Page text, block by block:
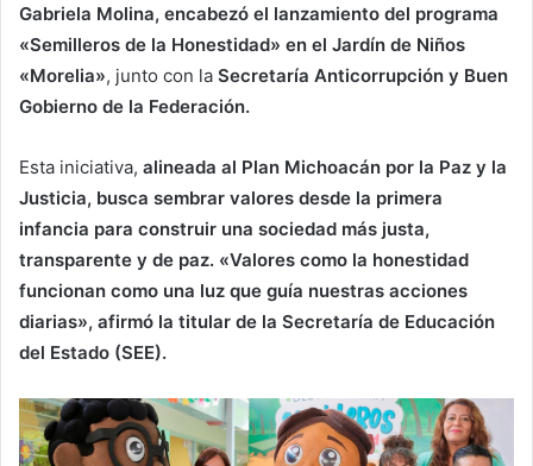
Gabriela Molina, encabezó el lanzamiento del programa
«Semilleros de la Honestidad» en el Jardín de Niños
«Morelia», junto con la Secretaría Anticorrupción y Buen
Gobierno de la Federación.
Esta iniciativa, alineada al Plan Michoacán por la Paz y la
Justicia, busca sembrar valores desde la primera
infancia para construir una sociedad más justa,
transparente y de paz. «Valores como la honestidad
funcionan como una luz que guía nuestras acciones
diarias», afirmó la titular de la Secretaría de Educación
del Estado (SEE).